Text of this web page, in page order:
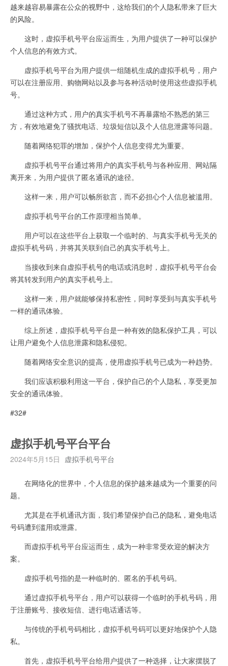
越来越容易暴露在公众的视野中，这给我们的个人隐私带来了巨大
的风险。
这时，虚拟手机号平台应运而生，为用户提供了一种可以保护
个人信息的有效方式。
虚拟手机号平台为用户提供一组随机生成的虚拟手机号，用户
可以在注册应用、购物网站以及参与各种活动时使用这些虚拟手机
号。
通过这种方式，用户的真实手机号不再暴露给不熟悉的第三
方，有效地避免了骚扰电话、垃圾短信以及个人信息泄露等问题。
随着网络犯罪的增加，保护个人信息变得尤为重要。
虚拟手机号平台通过将用户的真实手机号与各种应用、网站隔
离开来，为用户提供了匿名通讯的途径。
这样一来，用户可以畅所欲言，而不必担心个人信息被滥用。
虚拟手机号平台的工作原理相当简单。
用户可以在这些平台上获取一个临时的、与真实手机号无关的
虚拟手机号码，并将其关联到自己的真实手机号上。
当接收到来自虚拟手机号的电话或消息时，虚拟手机号平台会
将其转发到用户的真实手机号上。
这样一来，用户就能够保持私密性，同时享受到与真实手机号
一样的通讯体验。
综上所述，虚拟手机号平台是一种有效的隐私保护工具，可以
让用户避免个人信息泄露和隐私侵犯。
随着网络安全意识的提高，使用虚拟手机号已成为一种趋势。
我们应该积极利用这一平台，保护自己的个人隐私，享受更加
安全的通讯体验。
#32#
虚拟手机号平台平台
2024年5月15日 虚拟手机号平台
在网络化的世界中，个人信息的保护越来越成为一个重要的问
题。
尤其是在手机通讯方面，我们希望保护自己的隐私，避免电话
号码遭到滥用或泄露。
而虚拟手机号平台应运而生，成为一种非常受欢迎的解决方
案。
虚拟手机号指的是一种临时的、匿名的手机号码。
通过虚拟手机号平台，用户可以获得一个临时的手机号码，用
于注册账号、接收短信、进行电话通话等。
与传统的手机号码相比，虚拟手机号码可以更好地保护个人隐
私。
首先，虚拟手机号平台给用户提供了一种选择，让大家摆脱了